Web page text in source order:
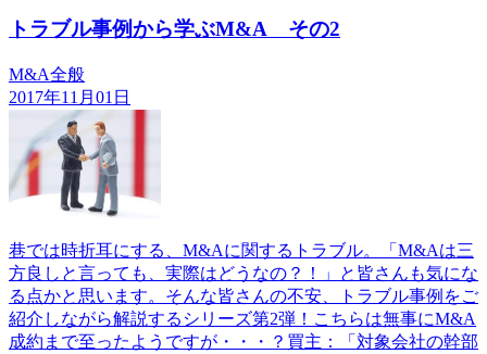
トラブル事例から学ぶM&A その2
M&A全般
2017年11月01日
巷では時折耳にする、M&Aに関するトラブル。「M&Aは三
方良しと言っても、実際はどうなの？！」と皆さんも気にな
る点かと思います。そんな皆さんの不安、トラブル事例をご
紹介しながら解説するシリーズ第2弾！こちらは無事にM&A
成約まで至ったようですが・・・？買主：「対象会社の幹部